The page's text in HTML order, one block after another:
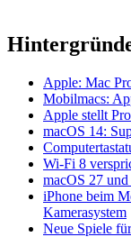
Apple: Mac
Mobilmacs:
Apple stellt
macOS 14:
Wi-Fi 8
macOS 27
iPhone beim
Kamerasystem
Neue Spiele